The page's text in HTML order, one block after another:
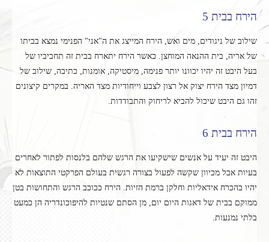
הירח בבית 5
שילוב של ניגודים, מים ואש, הירח המייצג את ה"אני" הפנימי נמצא בביתו
של אריה, בית ההנאה המוחצן. כאשר הירח יתארח בבית זה תחביביו של
בעל היבט זה יהיו יכוונו יותר פנימה, מיסטיקה, אומנות, כתיבה, שילוב של
דמיון מצד הירח יצוק אל רצון לצבע וייחודיות מצד האריה. במקרים קיצונים
זהו גם היבט שיכול להביא לריחוק והתבודדות.
הירח בבית 6
היבט זה יעיד על אנשים שישקיעו את הרגש שלהם בלנסות לפתור לאחרים
בעיות אבל מכיוון שקשה לפעול בצורה רגשית בעולם הפרקטי התוצאות לא
יהיו בהכרח אידאליות וחלקן ברמת הזיות. הירח ככוכב הרגש והתחושות בטן
ממוקם בבית של דאגות היום יום, מן הסתם שנטיות להיפוכונדריה הן כמעט
בלתי נמנעות.